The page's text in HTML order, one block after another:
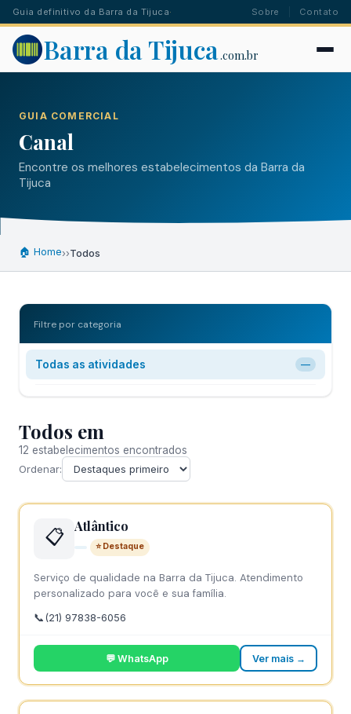
Guia definitivo da Barra da Tijuca· Sobre Contato
Barra da Tijuca .com.br
GUIA COMERCIAL
Canal
Encontre os melhores estabelecimentos da Barra da
Tijuca
🏠 Home››Todos
Filtre por categoria
Todas as atividades —
Todos em
12 estabelecimentos encontrados
Ordenar:
📋 Atlântico
⭐ Destaque
Serviço de qualidade na Barra da Tijuca. Atendimento
personalizado para você e sua família.
📞 (21) 97838-6056
💬 WhatsApp Ver mais →